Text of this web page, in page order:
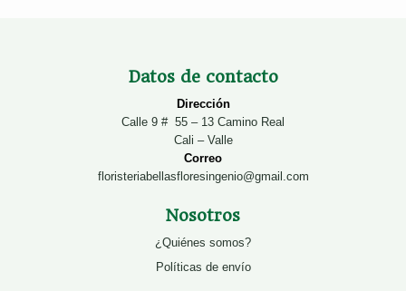
Datos de contacto
Dirección
Calle 9 # 55 – 13 Camino Real
Cali – Valle
Correo
floristeriabellasfloresingenio@gmail.com
Nosotros
¿Quiénes somos?
Políticas de envío